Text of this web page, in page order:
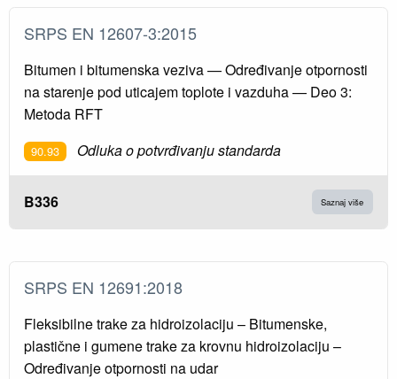
SRPS EN 12607-3:2015
Bitumen i bitumenska veziva — Određivanje otpornosti
na starenje pod uticajem toplote i vazduha — Deo 3:
Metoda RFT
90.93 Odluka o potvrđivanju standarda
B336 Saznaj više
SRPS EN 12691:2018
Fleksibilne trake za hidroizolaciju – Bitumenske,
plastične i gumene trake za krovnu hidroizolaciju –
Određivanje otpornosti na udar